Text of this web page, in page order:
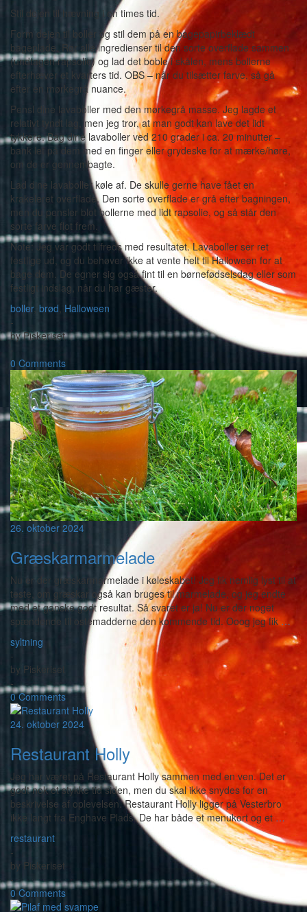
Stil dejen til hævning i en times tid.
Form dejen til boller og stil dem på en bagepapirbeklædt
bageplade. Rør alle ingredienser til den sorte overflade sammen
(undtagen rapsolie) og lad det boble i skålen, mens bollerne
efterhæver et kvarters tid. OBS – når du tilsætter farve, så gå
efter en mørkegrå nuance.
Pensl dine lavaboller med den mørkegrå masse. Jeg lagde et
relativt tyndt lag, men jeg tror, at man godt kan lave det lidt
tykkere. Bag dine lavaboller ved 210 grader i ca. 20 minutter –
bank let på dem med en finger eller grydeske for at mærke/høre,
om de er gennembagte.
Lad dine lavaboller køle af. De skulle gerne have fået en
krakeleret overflade. Den sorte overflade er grå efter bagningen,
men du pensler blot bollerne med lidt rapsolie, og så står den
sorte farve flot frem.
Note: Jeg var godt tilfreds med resultatet. Lavaboller ser ret
festlige ud, og du behøver ikke at vente helt til Halloween for at
bage dem. De egner sig også fint til en børnefødselsdag eller som
festligt indslag, når du har gæster.
boller, brød, Halloween
-
byPiskeriset
-
0 Comments
26. oktober 2024
Græskarmarmelade
Nu er der græskarmarmelade i køleskabet! Jeg fik nemlig lyst til at
teste, om græskar også kan bruges til marmelade, og jeg endte
med et ganske godt resultat. Så svaret er ja! Nu er der noget
spændende til ostemadderne den kommende tid. Ooog jeg fik…
syltning
-
by Piskeriset
-
0 Comments
24. oktober 2024
Restaurant Holly
Jeg har været på Restaurant Holly sammen med en ven. Det er
godt nok et stykke tid siden, men du skal ikke snydes for en
beskrivelse af oplevelsen. Restaurant Holly ligger på Vesterbro
ikke langt fra Enghave Plads. De har både et menukort og et …
restaurant
-
by Piskeriset
-
0 Comments